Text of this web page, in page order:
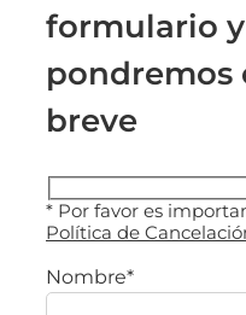
formulario
pondremos
breve
* Por favor es
Política de
Nombre*